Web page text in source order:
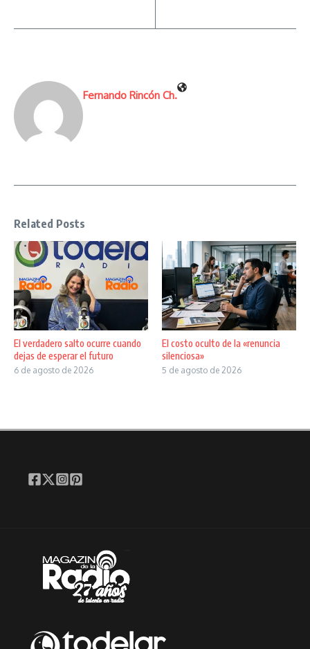
Fernando Rincón Ch.
Related Posts
El verdadero salto ocurre cuando
dejas de esperar el futuro
6 de agosto de 2026
El costo oculto de la «renuncia
silenciosa»
5 de agosto de 2026